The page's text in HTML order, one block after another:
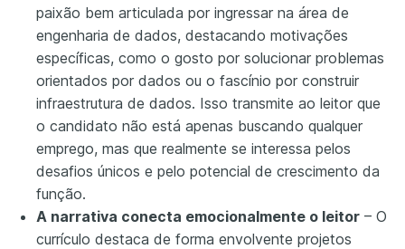
paixão bem articulada por ingressar na área de
engenharia de dados, destacando motivações
específicas, como o gosto por solucionar problemas
orientados por dados ou o fascínio por construir
infraestrutura de dados. Isso transmite ao leitor que
o candidato não está apenas buscando qualquer
emprego, mas que realmente se interessa pelos
desafios únicos e pelo potencial de crescimento da
função.
A narrativa conecta emocionalmente o leitor – O
currículo destaca de forma envolvente projetos